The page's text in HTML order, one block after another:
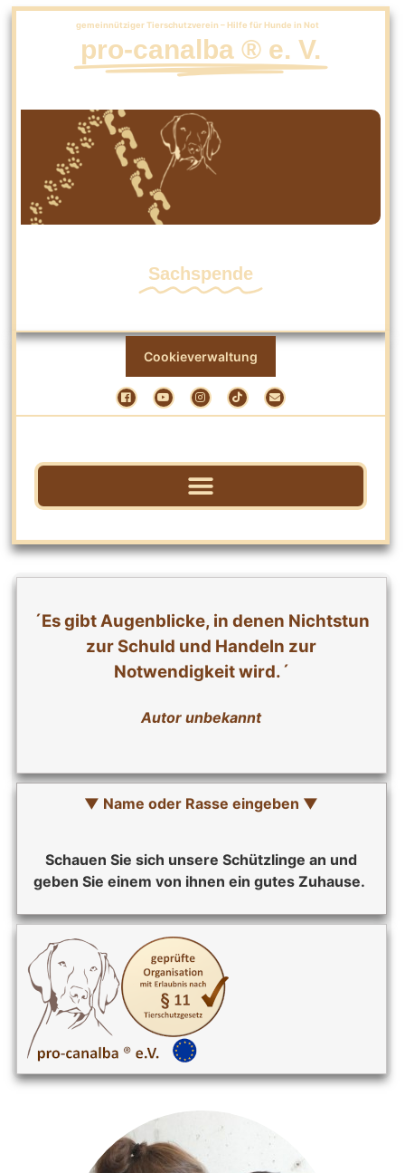
pro-canalba ® e. V.
gemeinnütziger Tierschutzverein – Hilfe für Hunde in Not
Sachspende
Cookieverwaltung
´Es gibt Augenblicke, in denen Nichtstun
zur Schuld und Handeln zur
Notwendigkeit wird.´
Autor unbekannt
▼ Name oder Rasse eingeben ▼
Schauen Sie sich unsere Schützlinge an und
geben Sie einem von ihnen ein gutes Zuhause.